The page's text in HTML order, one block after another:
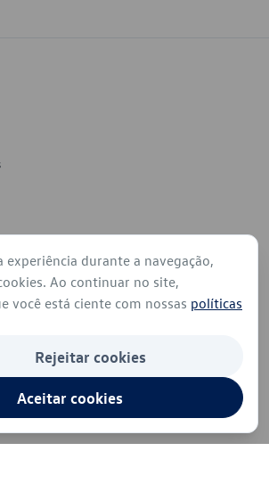
experiência durante a navegação,
Ao continuar no site,
você está ciente com nossas políticas
Rejeitar cookies
Aceitar cookies